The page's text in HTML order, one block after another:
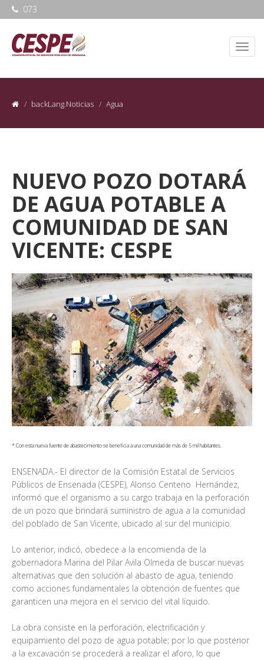
073
backLang.Noticias Agua
NUEVO POZO DOTARÁ
DE AGUA POTABLE A
COMUNIDAD DE SAN
VICENTE: CESPE
* Con esta nueva fuente de abastecimiento se beneficia a una comunidad de más de 5 mil habitantes.
ENSENADA.- El director de la Comisión Estatal de Servicios
Públicos de Ensenada (CESPE), Alonso Centeno Hernández,
informó que el organismo a su cargo trabaja en la perforación
de un pozo que brindará suministro de agua a la comunidad
del poblado de San Vicente, ubicado al sur del municipio.
Lo anterior, indicó, obedece a la encomienda de la
gobernadora Marina del Pilar Avila Olmeda de buscar nuevas
alternativas que den solución al abasto de agua, teniendo
como acciones fundamentales la obtención de fuentes que
garanticen una mejora en el servicio del vital líquido.
La obra consiste en la perforación, electrificación y
equipamiento del pozo de agua potable; por lo que posterior
a la excavación se procederá a realizar el aforo, lo que